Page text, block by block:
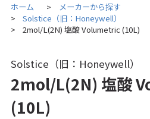
ホーム > メーカーから探す
> Solstice（旧：Honeywell）
> 2mol/L(2N) 塩酸 Volumetric (10L)
Solstice（旧：Honeywell）
2mol/L(2N) 塩酸
(10L)